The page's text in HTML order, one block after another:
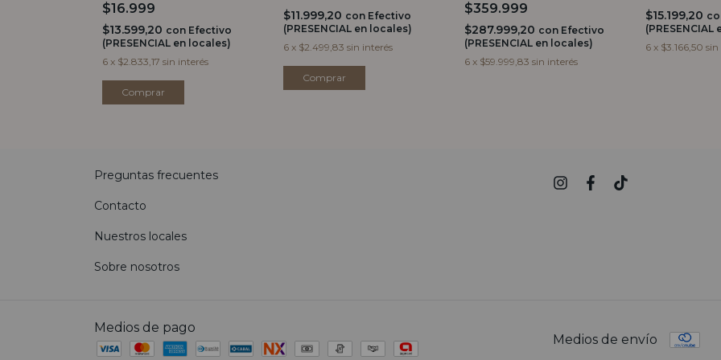
$16.999
$13.599,20 con Efectivo
(PRESENCIAL en locales)
6 x $2.833,17 sin interés
Comprar
$11.999,20 con Efectivo
(PRESENCIAL en locales)
6 x $2.499,83 sin interés
Comprar
$359.999
$287.999,20 con Efectivo
(PRESENCIAL en locales)
6 x $59.999,83 sin interés
$15.199,20
6 x $3.166,50 sin
Preguntas frecuentes
Contacto
Nuestros locales
Sobre nosotros
Medios de pago
Medios de envío